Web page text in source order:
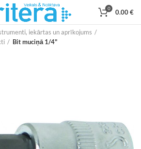
0 0.00€
iekārtas un aprīkojums
Bit muciņā 1/4"